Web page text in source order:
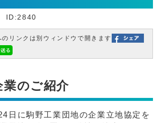
ID:2840
リンクは別ウィンドウで開きます
業のご紹介
日に駒野工業団地の企業立地協定を